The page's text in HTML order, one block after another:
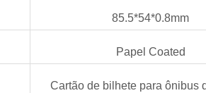
85.5*54*0.8mm
Papel Coated
Cartão de bilhete para ônibus